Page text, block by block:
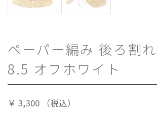
ペーパー編み 後ろ割
8.5 オフホワイト
￥ 3,300 （税込）